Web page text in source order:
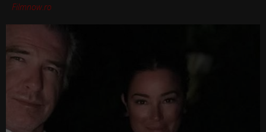
Filmnow.ro